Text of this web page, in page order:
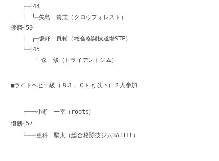
┌─┤44
│ └─矢島 貴志（クロウフォレスト）
優勝┤59
│ ┌─坂野 良輔（総合格闘技道場STF）
└─┤45
└─森 修（トライデントジム）
■ライトヘビー級（８３．０ｋｇ以下）２人参加
┌───小野 一幸（roots）
優勝┤57
└───更科 堅太（総合格闘技ジムBATTLE）